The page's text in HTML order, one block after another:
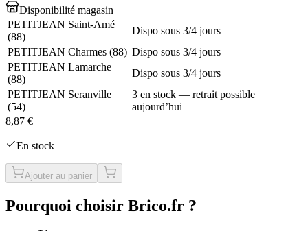
Disponibilité magasin
PETITJEAN Saint-Amé
(88)
Dispo sous 3/4 jours
PETITJEAN Charmes (88) Dispo sous 3/4 jours
PETITJEAN Lamarche
(88)
Dispo sous 3/4 jours
PETITJEAN Seranville
(54)
3 en stock — retrait possible
aujourd’hui
8,87 €
En stock
Ajouter au panier
Pourquoi choisir Brico.fr ?